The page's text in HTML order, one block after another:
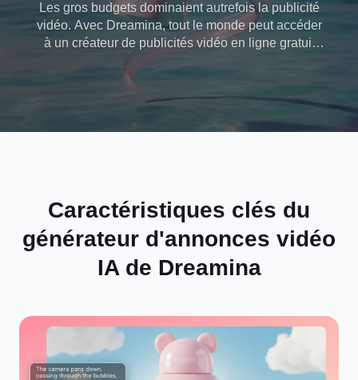
Les gros budgets dominaient autrefois la publicité
vidéo. Avec Dreamina, tout le monde peut accéder
à un créateur de publicités vidéo en ligne gratuit
époustouflantes sans frais d'agence. Créez et
lancez votre annonce aujourd'hui avec Dreamina.
Caractéristiques clés du
générateur d'annonces vidéo
IA de Dreamina